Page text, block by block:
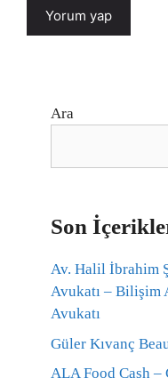
Ara
Son
Av. Halil İbrahim
Avukatı – Bilişim
Avukatı
Güler Kıvanç
ALA Food Cash –